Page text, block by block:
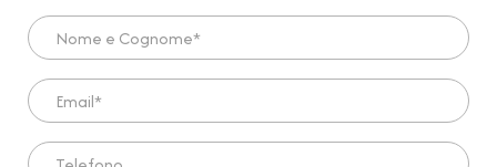
Nome e Cognome*
Email*
Telefono